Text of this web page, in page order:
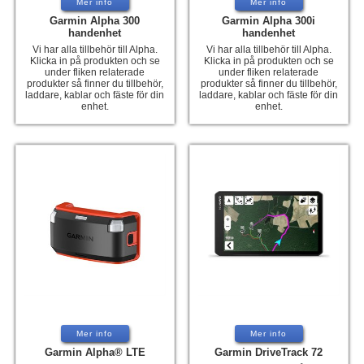
Mer info
Garmin Alpha 300
handenhet
Vi har alla tillbehör till Alpha.
Klicka in på produkten och se
under fliken relaterade
produkter så finner du tillbehör,
laddare, kablar och fäste för din
enhet.
Mer info
Garmin Alpha 300i
handenhet
Vi har alla tillbehör till Alpha.
Klicka in på produkten och se
under fliken relaterade
produkter så finner du tillbehör,
laddare, kablar och fäste för din
enhet.
Mer info
Garmin Alpha® LTE
Mer info
Garmin DriveTrack 72